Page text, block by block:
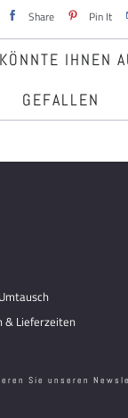
Share Pin It
IHNEN
GEFALLEN
& Lieferzeiten
Sie unseren